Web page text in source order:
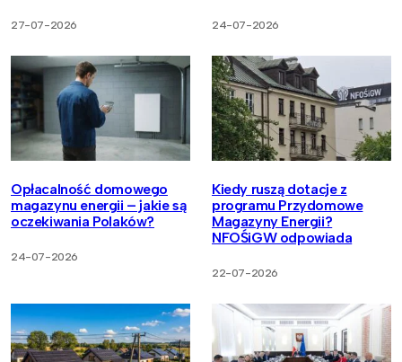
27-07-2026 24-07-2026
Opłacalność domowego
magazynu energii – jakie są
oczekiwania Polaków?
24-07-2026
Kiedy ruszą dotacje z
programu Przydomowe
Magazyny Energii?
NFOŚiGW odpowiada
22-07-2026